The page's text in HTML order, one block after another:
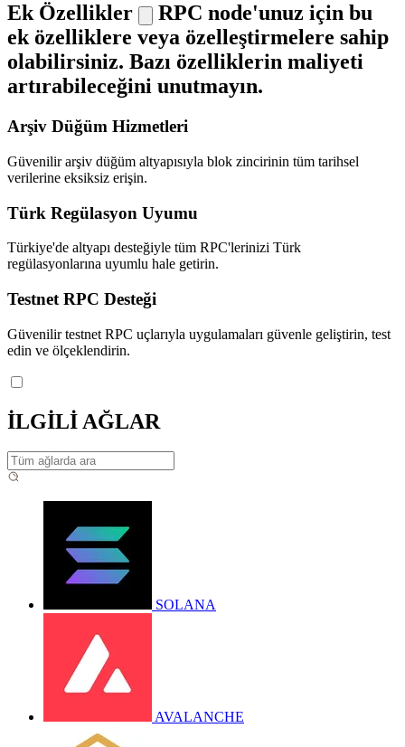
Ek Özellikler
RPC node'unuz için bu
ek özelliklere veya özelleştirmelere sahip
olabilirsiniz. Bazı özelliklerin maliyeti
artırabileceğini unutmayın.
Arşiv Düğüm Hizmetleri
Güvenilir arşiv düğüm altyapısıyla blok zincirinin tüm tarihsel
verilerine eksiksiz erişin.
Türk Regülasyon Uyumu
Türkiye'de altyapı desteğiyle tüm RPC'lerinizi Türk
regülasyonlarına uyumlu hale getirin.
Testnet RPC Desteği
Güvenilir testnet RPC uçlarıyla uygulamaları güvenle geliştirin, test
edin ve ölçeklendirin.
İLGİLİ AĞLAR
SOLANA
AVALANCHE